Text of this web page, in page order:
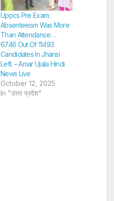
Uppcs Pre Exam:
Absenteeism Was More
Than Attendance…
6746 Out Of 11493
Candidates In Jhansi
Left. – Amar Ujala Hindi
News Live
October 12, 2025
In "उत्तर प्रदेश"